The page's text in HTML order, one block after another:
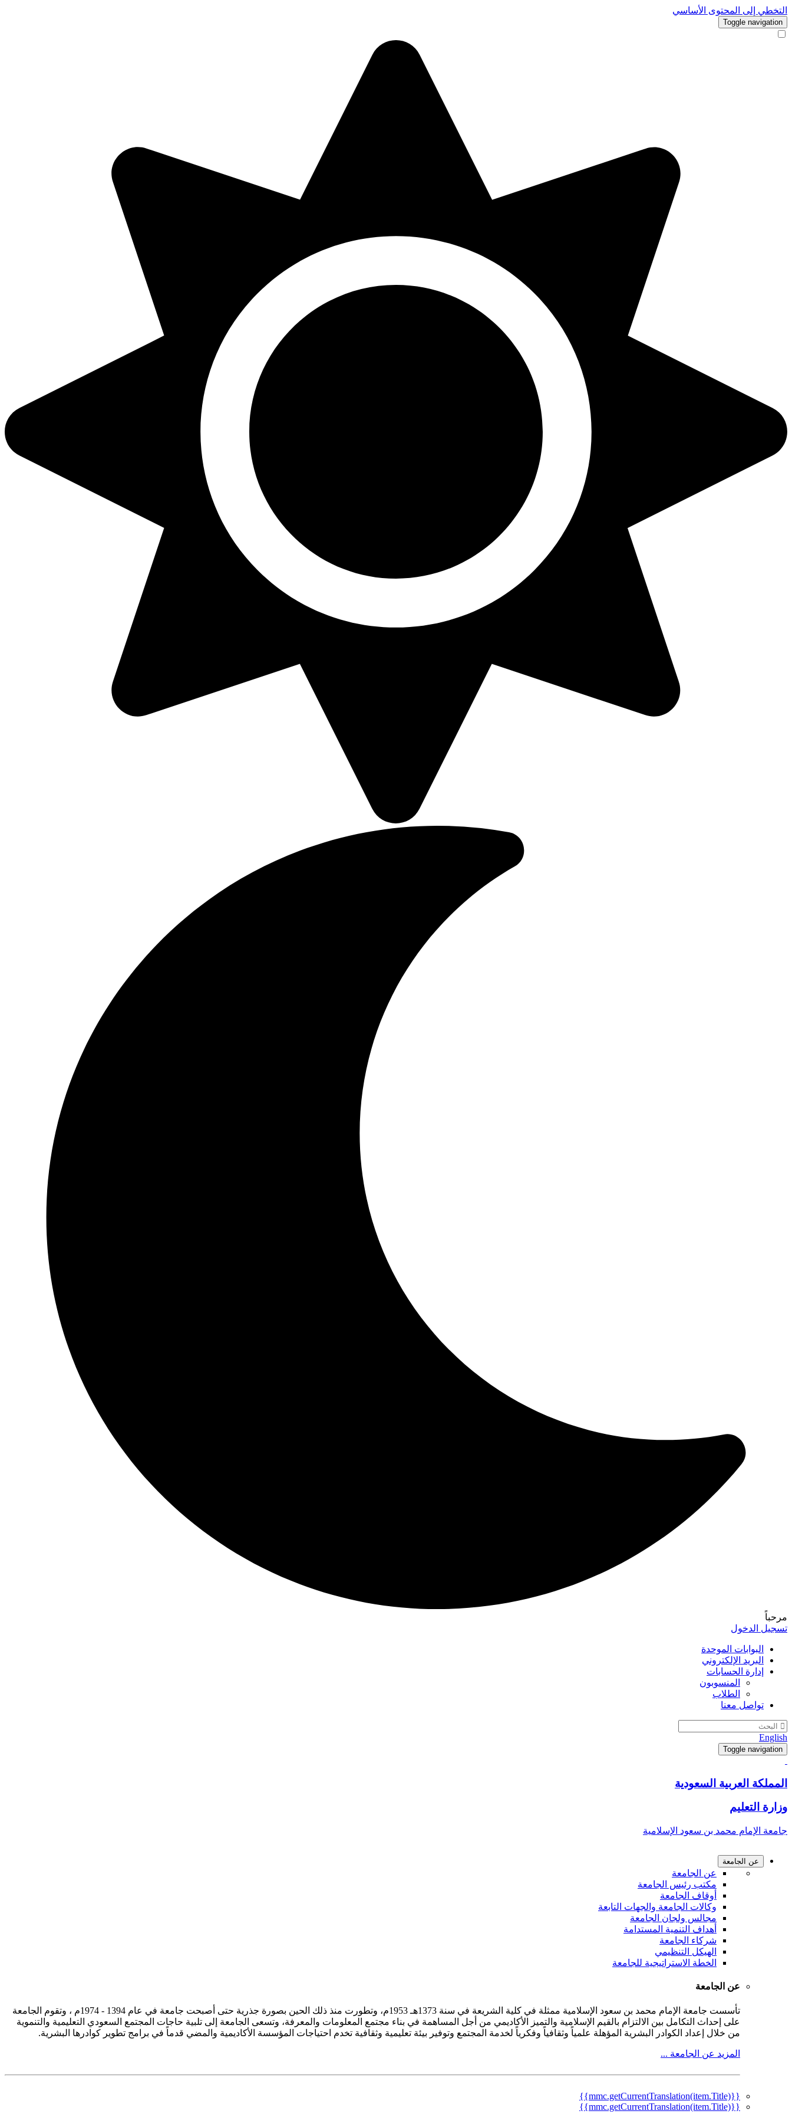
التخطي إلى المحتوى الأساسي
Toggle navigation
مرحباً
تسجيل الدخول
البوابات الموحدة
البريد الإلكتروني
إدارة الحسابات
المنسوبون
الطلاب
تواصل معنا
English
Toggle navigation
المملكة العربية السعودية
وزارة التعليم
جامعة الإمام محمد بن سعود الإسلامية
عن الجامعة
عن الجامعة
مكتب رئيس الجامعة
أوقاف الجامعة
وكالات الجامعة والجهات التابعة
مجالس ولجان الجامعة
أهداف التنمية المستدامة
شركاء الجامعة
الهيكل التنظيمي
الخطة الاستراتيجية للجامعة
عن الجامعة
تأسست جامعة الإمام محمد بن سعود الإسلامية ممثلة في كلية الشريعة في سنة 1373هـ 1953م، وتطورت منذ ذلك الحين بصورة جذرية حتى أصبحت جامعة في عام 1394 - 1974م ، وتقوم الجامعة
على إحداث التكامل بين الالتزام بالقيم الإسلامية والتميز الأكاديمي من أجل المساهمة في بناء مجتمع المعلومات والمعرفة، وتسعى الجامعة إلى تلبية حاجات المجتمع السعودي التعليمية والتنموية
من خلال إعداد الكوادر البشرية المؤهلة علمياً وثقافياً وفكرياً لخدمة المجتمع وتوفير بيئة تعليمية وثقافية تخدم احتياجات المؤسسة الأكاديمية والمضي قدماً في برامج تطوير كوادرها البشرية.
المزيد عن الجامعة ...
{{mmc.getCurrentTranslation(item.Title)}}
{{mmc.getCurrentTranslation(item.Title)}}